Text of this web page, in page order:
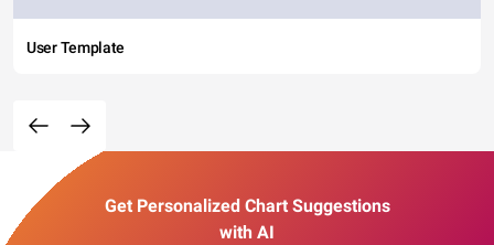
User Template
Get Personalized Chart Suggestions
with AI